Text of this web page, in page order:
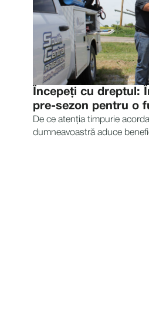
Începeți cu dreptul:
pre-sezon pentru o
De ce atenția timpurie
dumneavoastră aduce